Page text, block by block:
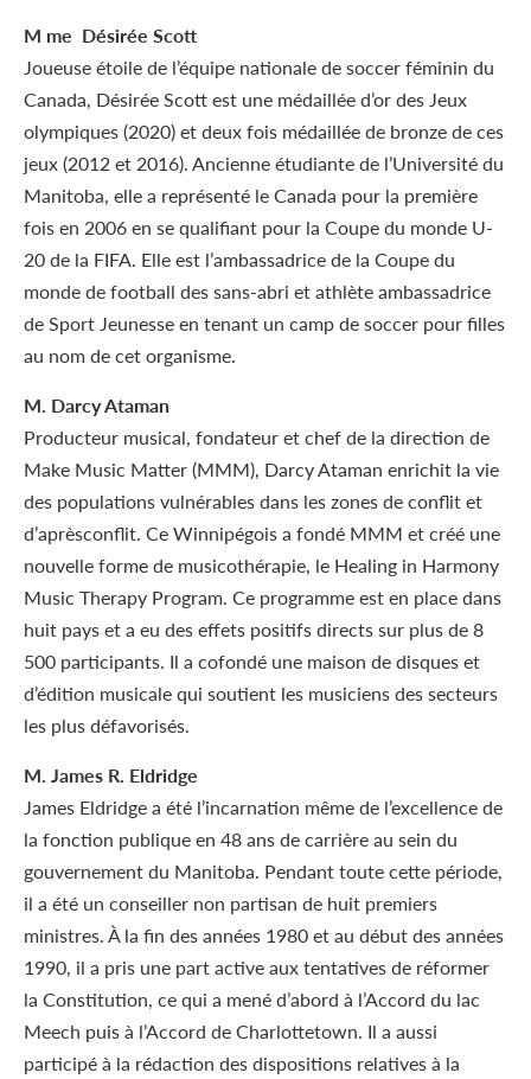
M me Désirée Scott
Joueuse étoile de l’équipe nationale de soccer féminin du
Canada, Désirée Scott est une médaillée d’or des Jeux
olympiques (2020) et deux fois médaillée de bronze de ces
jeux (2012 et 2016). Ancienne étudiante de l’Université du
Manitoba, elle a représenté le Canada pour la première
fois en 2006 en se qualifiant pour la Coupe du monde U-
20 de la FIFA. Elle est l’ambassadrice de la Coupe du
monde de football des sans-abri et athlète ambassadrice
de Sport Jeunesse en tenant un camp de soccer pour filles
au nom de cet organisme.
M. Darcy Ataman
Producteur musical, fondateur et chef de la direction de
Make Music Matter (MMM), Darcy Ataman enrichit la vie
des populations vulnérables dans les zones de conflit et
d’aprèsconflit. Ce Winnipégois a fondé MMM et créé une
nouvelle forme de musicothérapie, le Healing in Harmony
Music Therapy Program. Ce programme est en place dans
huit pays et a eu des effets positifs directs sur plus de 8
500 participants. Il a cofondé une maison de disques et
d’édition musicale qui soutient les musiciens des secteurs
les plus défavorisés.
M. James R. Eldridge
James Eldridge a été l’incarnation même de l’excellence de
la fonction publique en 48 ans de carrière au sein du
gouvernement du Manitoba. Pendant toute cette période,
il a été un conseiller non partisan de huit premiers
ministres. À la fin des années 1980 et au début des années
1990, il a pris une part active aux tentatives de réformer
la Constitution, ce qui a mené d’abord à l’Accord du lac
Meech puis à l’Accord de Charlottetown. Il a aussi
participé à la rédaction des dispositions relatives à la